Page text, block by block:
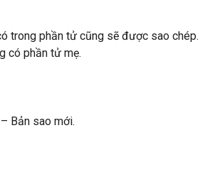
trong phần tử cũng sẽ được sao chép.
có phần tử mẹ.
– Bản sao mới.